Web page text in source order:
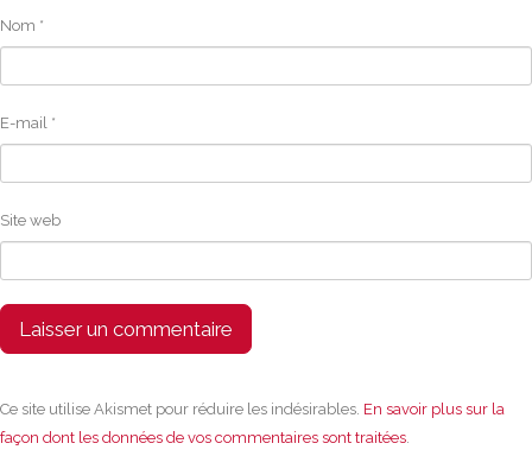
Nom *
E-mail *
Site web
Ce site utilise Akismet pour réduire les indésirables. En savoir plus sur la
façon dont les données de vos commentaires sont traitées.